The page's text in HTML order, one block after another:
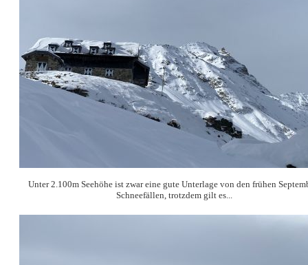
Unter 2.100m Seehöhe ist zwar eine gute Unterlage von den frühen
Schneefällen, trotzdem gilt es...